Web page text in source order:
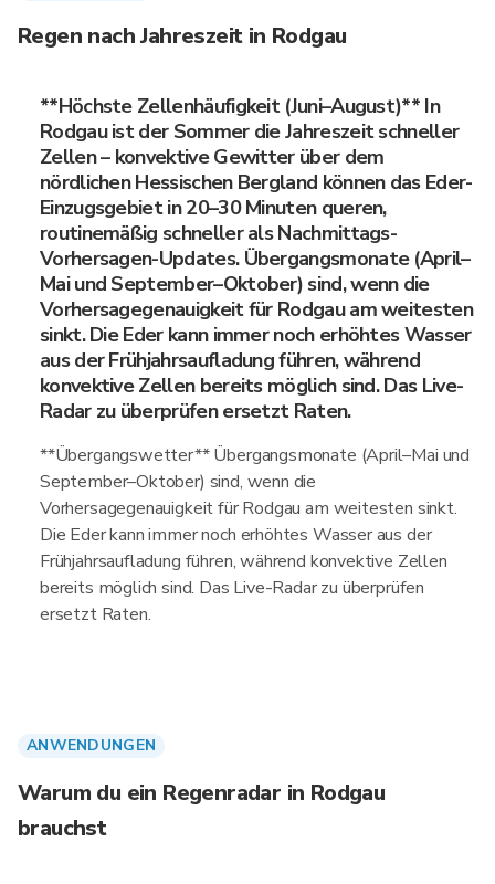
Regen nach Jahreszeit in Rodgau
**Höchste Zellenhäufigkeit (Juni–August)** In
Rodgau ist der Sommer die Jahreszeit schneller
Zellen – konvektive Gewitter über dem
nördlichen Hessischen Bergland können das Eder-
Einzugsgebiet in 20–30 Minuten queren,
routinemäßig schneller als Nachmittags-
Vorhersagen-Updates. Übergangsmonate (April–
Mai und September–Oktober) sind, wenn die
Vorhersagegenauigkeit für Rodgau am weitesten
sinkt. Die Eder kann immer noch erhöhtes Wasser
aus der Frühjahrsaufladung führen, während
konvektive Zellen bereits möglich sind. Das Live-
Radar zu überprüfen ersetzt Raten.
**Übergangswetter** Übergangsmonate (April–Mai und
September–Oktober) sind, wenn die
Vorhersagegenauigkeit für Rodgau am weitesten sinkt.
Die Eder kann immer noch erhöhtes Wasser aus der
Frühjahrsaufladung führen, während konvektive Zellen
bereits möglich sind. Das Live-Radar zu überprüfen
ersetzt Raten.
ANWENDUNGEN
Warum du ein Regenradar in Rodgau
brauchst